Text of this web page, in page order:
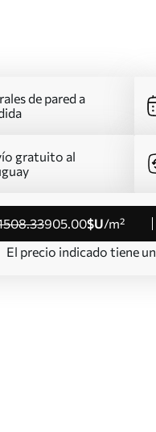
de pared a
gratuito al
.33905.00$U/m²
El precio indicado tiene un